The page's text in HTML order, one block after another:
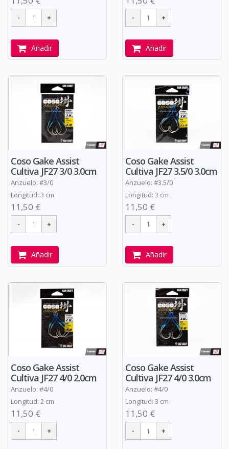
Añadir Añadir
Coso Gake Assist
Cultiva JF27 3/0 3.0cm
Anzuelo: #3/0
Longitud: 3 cm
11,50 €
Añadir
Coso Gake Assist
Cultiva JF27 3.5/0 3.0cm
Anzuelo: #3.5/0
Longitud: 3 cm
11,50 €
Añadir
Coso Gake Assist
Cultiva JF27 4/0 2.0cm
Anzuelo: #4/0
Longitud: 2 cm
11,50 €
Coso Gake Assist
Cultiva JF27 4/0 3.0cm
Anzuelo: #4/0
Longitud: 3 cm
11,50 €